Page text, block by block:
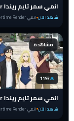
شاهد الآن انمي Summertime Render مترجم
مشاهدة
1197
شاهد الآن انمي Summertime Render مترجم